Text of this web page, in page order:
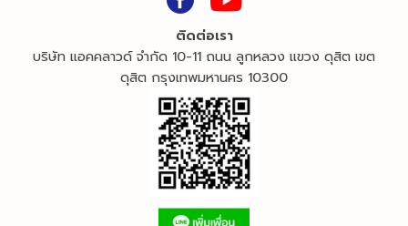
ติดต่อเรา
บริษัท แอคคลาวด์ จำกัด 10-11 ถนน ลูกหลวง แขวง ดุสิต เขต
ดุสิต กรุงเทพมหานคร 10300